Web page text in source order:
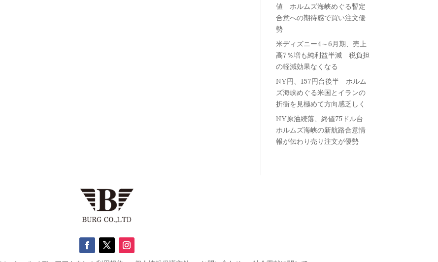
値 ホルムズ海峡めぐる暫定
合意への期待感で買い注文優
勢
米ディズニー4～6月期、売上
高7％増も純利益半減 税負担
の軽減効果なくなる
NY円、157円台後半 ホルム
ズ海峡めぐる米国とイランの
折衝を見極めて方向感乏しく
NY原油続落、終値75ドル台
ホルムズ海峡の新航路合意情
報が伝わり売り注文が優勢